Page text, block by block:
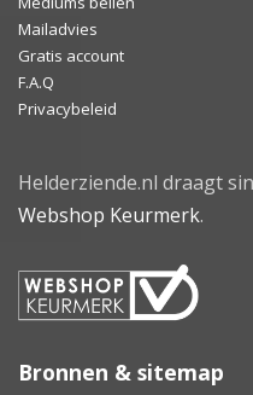
Mailadvies
Gratis account
F.A.Q
Privacybeleid
Helderziende.nl draagt
Webshop Keurmerk.
Bronnen & sitemap